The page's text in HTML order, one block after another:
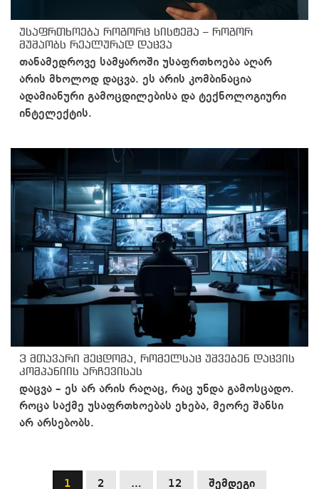
უსაფრთხოება როგორც სისტემა – როგორ
მუშაობს რეალურად დაცვა
თანამედროვე სამყაროში უსაფრთხოება აღარ
არის მხოლოდ დაცვა. ეს არის კომბინაცია
ადამიანური გამოცდილებისა და ტექნოლოგიური
ინტელექტის.
3 მთავარი შეცდომა, რომელსაც უშვებენ დაცვის
კომპანიის არჩევისას
დაცვა – ეს არ არის რაღაც, რაც უნდა გამოსცადო.
როცა საქმე უსაფრთხოებას ეხება, მეორე შანსი
არ არსებობს.
ჩანაწერების
1 2 … 12 შემდეგი